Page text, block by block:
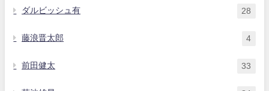
ダルビッシュ有 28
藤浪晋太郎 4
前田健太 33